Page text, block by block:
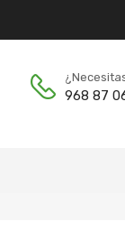
968 87